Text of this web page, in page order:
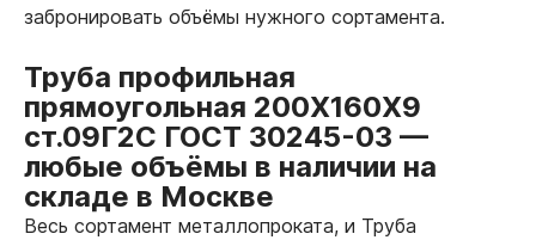
забронировать объёмы нужного сортамента.
Труба профильная
прямоугольная 200Х160Х9
ст.09Г2С ГОСТ 30245-03 —
любые объёмы в наличии на
складе в Москве
Весь сортамент металлопроката, и Труба